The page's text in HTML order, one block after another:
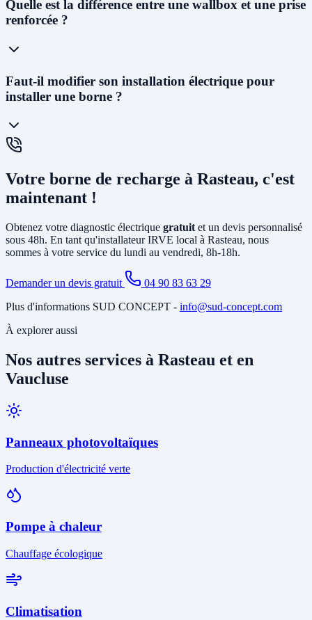
Vedène
. Nous pouvons vous proposer un diagnostic électrique dans
les48 à 72h et planifier l'installation généralement dans la semaine
Quelle est la différence entre une wallbox et une prise
renforcée ?
Laprise renforcée (Green'Up)délivre 3,2kW et permet de
recharger un véhicule en 12 à 20h. C'est la solution la plus
économique. La wallbox (7kW à 22kW) est beaucoup plus rapide
smartphone, et obligatoire pour certains types de véhicules. C'est la
solution recommandée pour un usage quotidien.
Faut-il modifier son installation électrique pour
installer une borne ?
Cela dépend de votre installation existante. Dans la plupart des
depuis le tableau électrique et poser un disjoncteur différentiel
spécifique. Si votre abonnement est trop faible, il peut être
nécessaire d'augmenter la puissance souscrite
Votre borne de recharge à Rasteau, c'est
maintenant !
Obtenez votre diagnostic électrique gratuit et un devis personnalisé
sous 48h. En tant qu'installateur IRVE local à Rasteau, nous
sommes à votre service du lundi au vendredi, 8h-18h.
Demander un devis gratuit
04 90 83 63 29
Plus d'informations SUD CONCEPT - info@sud-concept.com
À explorer aussi
Nos autres services à Rasteau et en
Vaucluse
Panneaux photovoltaïques
Production d'électricité verte
Pompe à chaleur
Chauffage écologique
Climatisation